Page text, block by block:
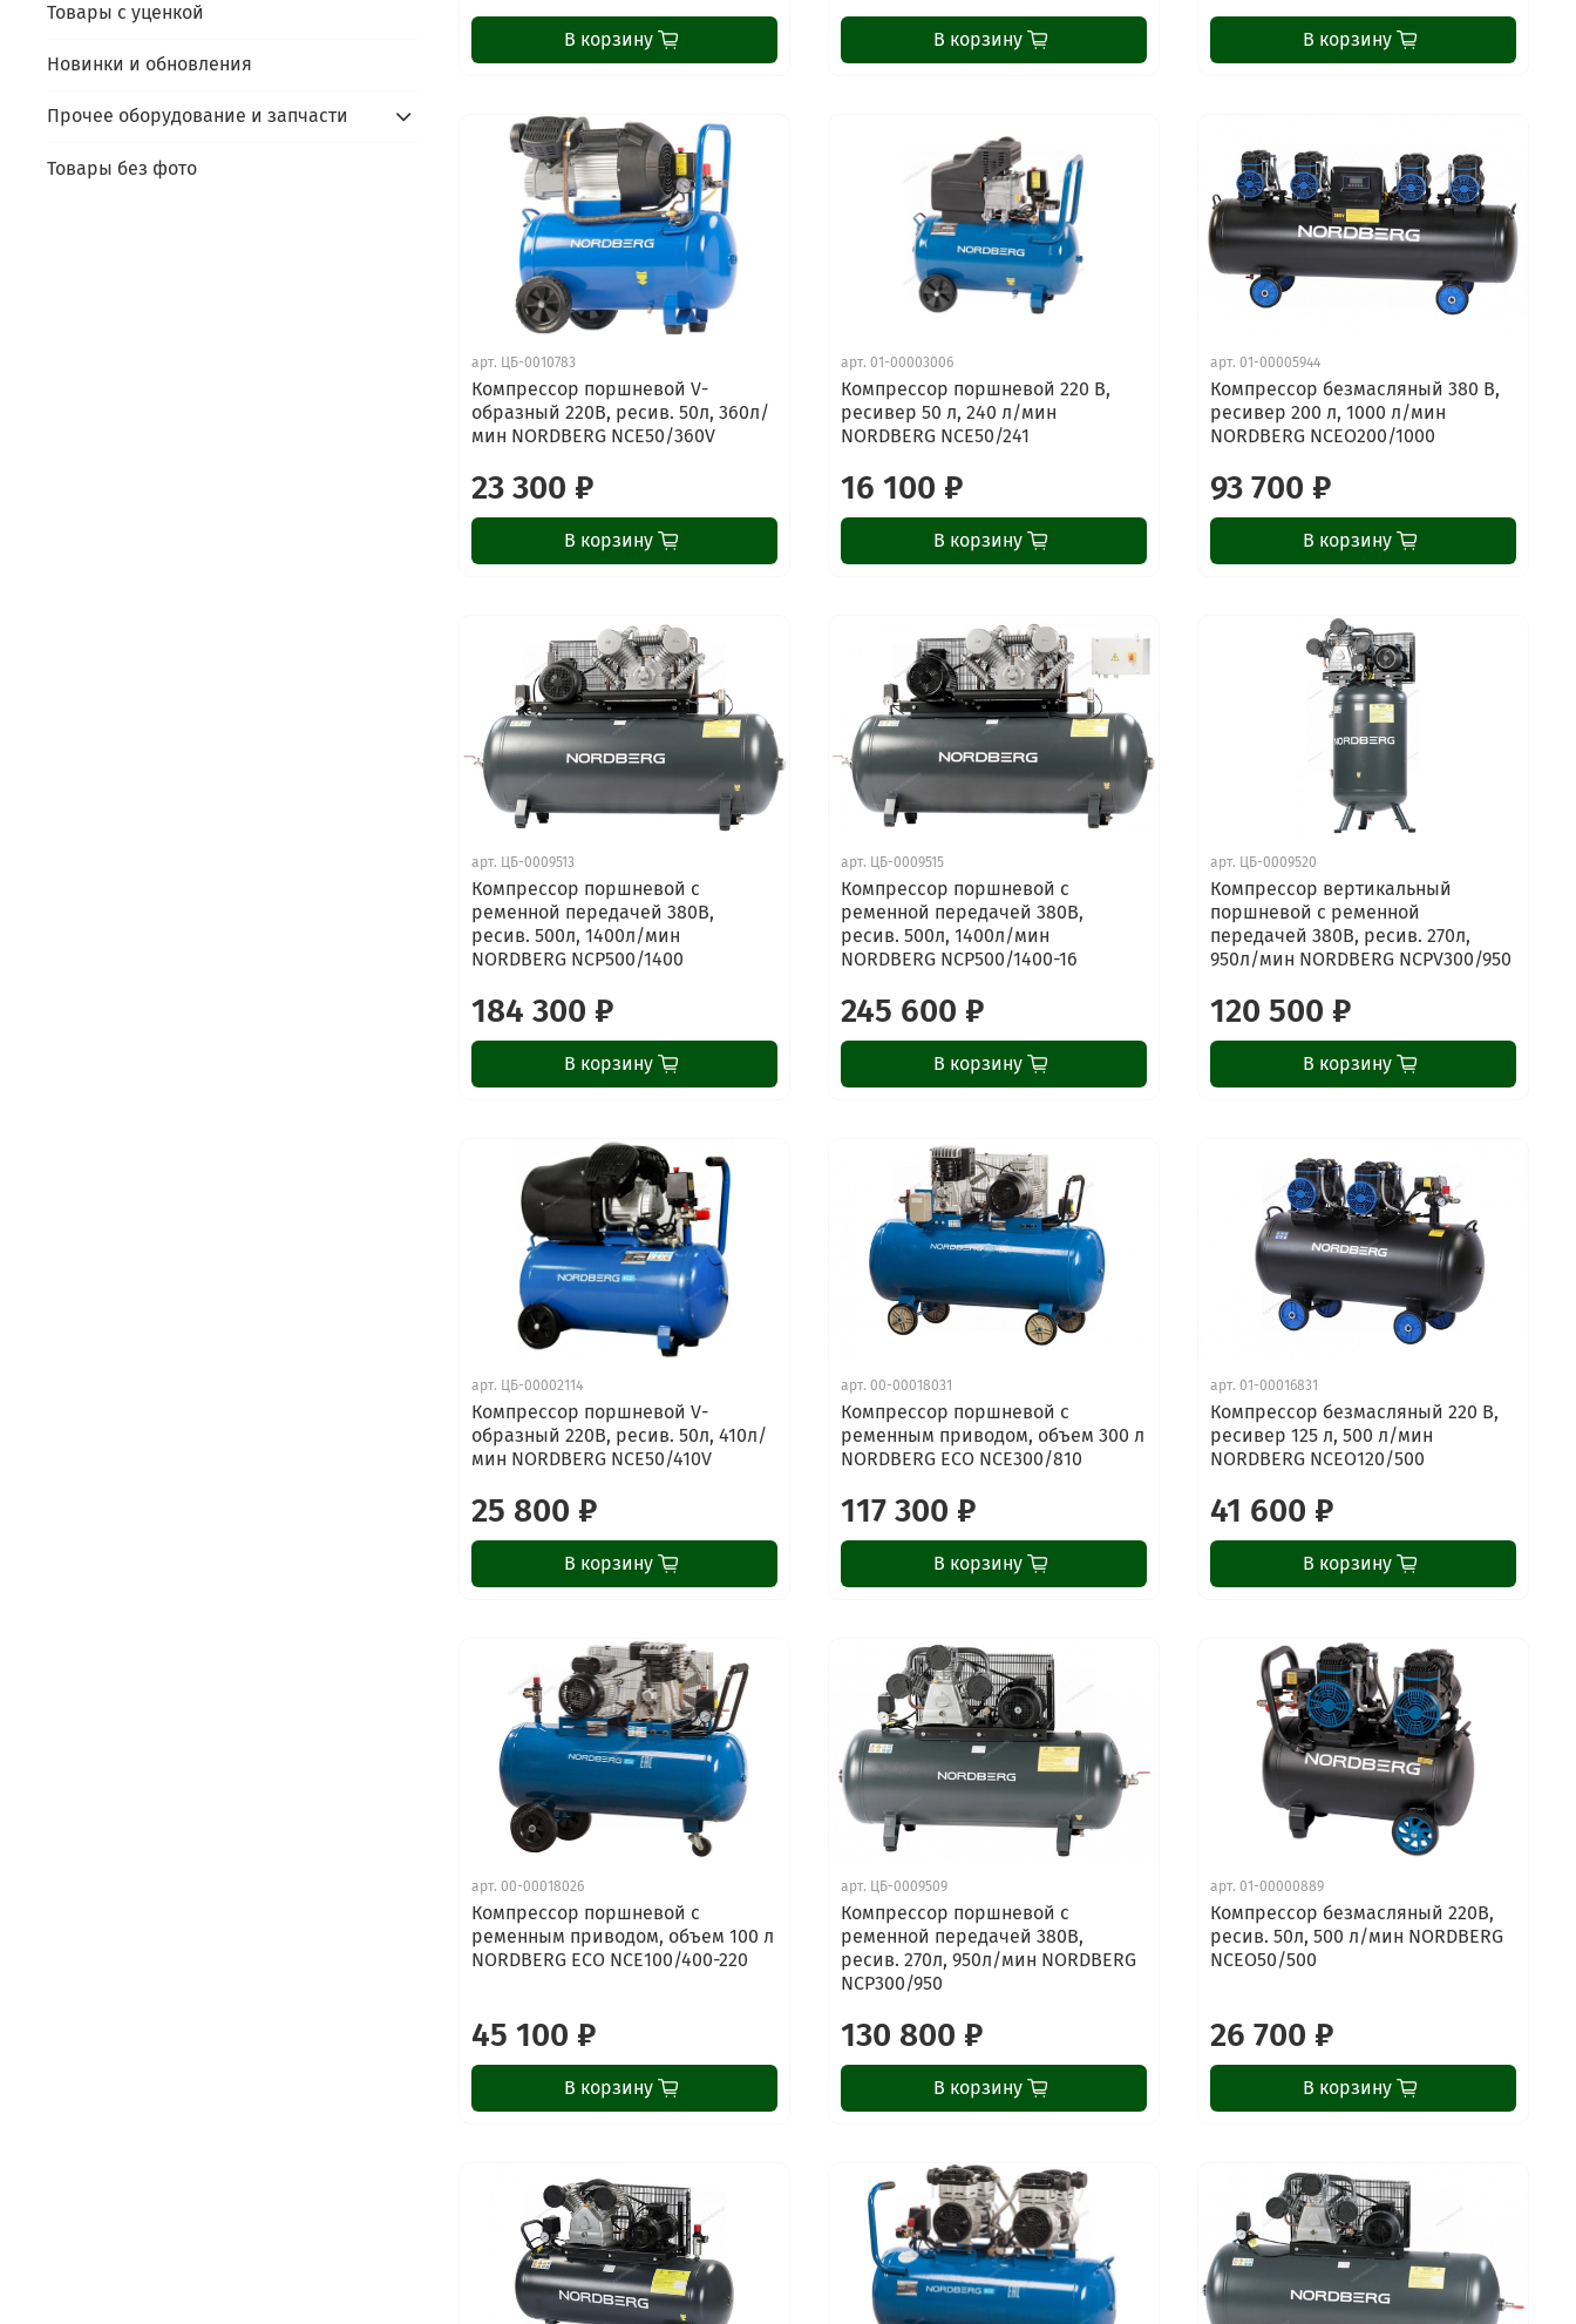
В корзину В корзину В корзину
арт. ЦБ-0010783
Компрессор поршневой V-
образный 220В, ресив. 50л, 360л/
мин NORDBERG NCE50/360V
23 300 ₽
В корзину
арт.01-00003006
Компрессор поршневой 220 В,
ресивер 50 л, 240 л/мин
NORDBERG NCE50/241
16 100 ₽
В корзину
арт.01-00005944
Компрессор безмасляный 380 В,
ресивер 200 л, 1000 л/мин
NORDBERG NCEO200/1000
93 700 ₽
В корзину
арт. ЦБ-0009513
Компрессор поршневой с
ременной передачей 380В,
ресив. 500л, 1400л/мин
NORDBERG NCP500/1400
184 300 ₽
В корзину
арт. ЦБ-0009515
Компрессор поршневой с
ременной передачей 380В,
ресив. 500л, 1400л/мин
NORDBERG NCP500/1400-16
245 600 ₽
В корзину
арт. ЦБ-0009520
Компрессор вертикальный
поршневой с ременной
передачей 380В, ресив. 270л,
950л/мин NORDBERG NCPV300/950
120 500 ₽
В корзину
арт. ЦБ-00002114
Компрессор поршневой V-
образный 220В, ресив. 50л, 410л/
мин NORDBERG NCE50/410V
25 800 ₽
В корзину
арт.00-00018031
Компрессор поршневой с
ременным приводом, объем 300 л
NORDBERG ECO NCE300/810
117 300 ₽
В корзину
арт.01-00016831
Компрессор безмасляный 220 В,
ресивер 125 л, 500 л/мин
NORDBERG NCEO120/500
41 600 ₽
В корзину
арт.00-00018026
Компрессор поршневой с
ременным приводом, объем 100 л
NORDBERG ECO NCE100/400-220
45 100 ₽
В корзину
арт. ЦБ-0009509
Компрессор поршневой с
ременной передачей 380В,
ресив. 270л, 950л/мин NORDBERG
NCP300/950
130 800 ₽
В корзину
арт.01-00000889
Компрессор безмасляный 220В,
ресив. 50л, 500 л/мин NORDBERG
NCEO50/500
26 700 ₽
В корзину
Товары с уценкой
Новинки и обновления
Прочее оборудование и запчасти
Товары без фото